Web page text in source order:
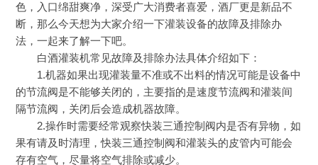
色，入口绵甜爽净，深受广大消费者喜爱，酒厂更是新品不
断，那么今天想为大家介绍一下灌装设备的故障及排除办
法，一起来了解一下吧。
白酒灌装机常见故障及排除办法具体介绍如下：
1.机器如果出现灌装量不准或不出料的情况可能是设备中
的节流阀是不能够关闭的，主要指的是速度节流阀和灌装间
隔节流阀，关闭后会造成机器故障。
2.操作时需要经常观察快装三通控制阀内是否有异物，如
果有请及时清理，快装三通控制阀和灌装头的皮管内可能会
存有空气，尽量将空气排除或减少。